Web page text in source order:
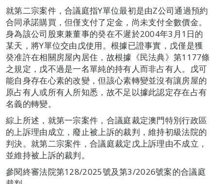
就第二宗案件，合議庭指Y單位最初是由Z公司通過預約
合同承諾購買，但僅支付了定金，尚未支付全數價金。
身為該公司股東兼董事的癸在不遲於2004年3月1日的
某天，將Y單位交由戊使用。根據已證事實，戊僅是獲
癸准許在相關房屋內居住，故根據《民法典》第1177條
之規定，戊不過是一名單純的持有人而非占有人。戊可
能自身存在心素的改變，但該心素轉變並沒有讓房屋的
原占有人或所有人所知悉，故不足以據此認定存在占有
名義的轉變。
綜上所述，就第一宗案件，合議庭裁定澳門特別行政區
的上訴理由成立，廢止被上訴的裁判，維持初級法院的
判決。就第二宗案件，合議庭裁定戊上訴理由不成立，
並維持被上訴的裁判。
參閱終審法院第128/2025號及第3/2026號案的合議庭